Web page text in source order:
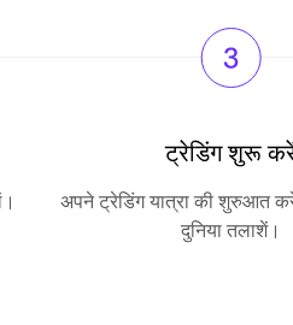
ट्रेडिंग शुरू
अपने ट्रेडिंग यात्रा की शुरुआत
दुनिया तलाशें।